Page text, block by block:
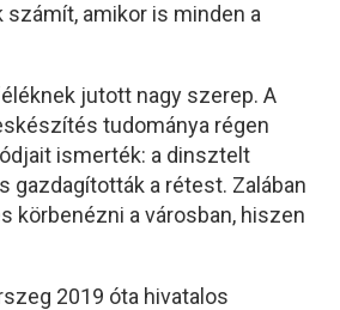
amikor is minden a
jutott nagy szerep. A
tudománya régen
ismerték: a dinsztelt
a rétest. Zalában
körbenézni a városban, hiszen
2019 óta hivatalos